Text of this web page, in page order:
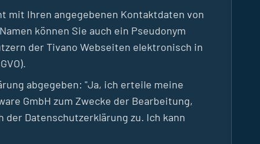
mit Ihren angegebenen Kontaktdaten von
können Sie auch ein Pseudonym
der Tivano Webseiten elektronisch in
abgegeben: "Ja, ich erteile meine
GmbH zum Zwecke der Bearbeitung,
Datenschutzerklärung zu. Ich kann